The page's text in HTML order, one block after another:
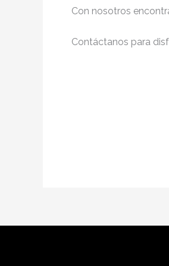
Con nosotros
Contáctanos para